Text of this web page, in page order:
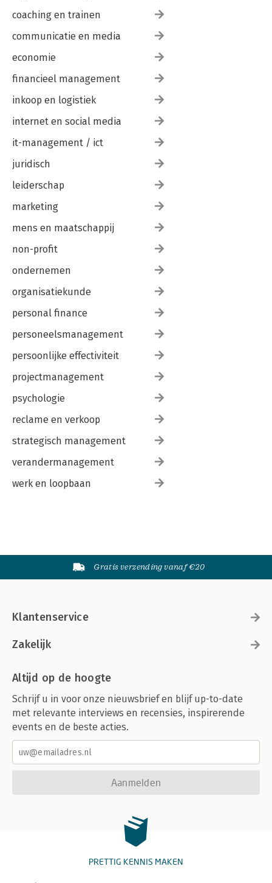
coaching en trainen
communicatie en media
economie
financieel management
inkoop en logistiek
internet en social media
it-management / ict
juridisch
leiderschap
marketing
mens en maatschappij
non-profit
ondernemen
organisatiekunde
personal finance
personeelsmanagement
persoonlijke effectiviteit
projectmanagement
psychologie
reclame en verkoop
strategisch management
verandermanagement
werk en loopbaan
Gratis verzending vanaf €20
Klantenservice
Zakelijk
Altijd op de hoogte
Schrijf u in voor onze nieuwsbrief en blijf up-to-date
met relevante interviews en recensies, inspirerende
events en de beste acties.
Aanmelden
PRETTIG KENNIS MAKEN